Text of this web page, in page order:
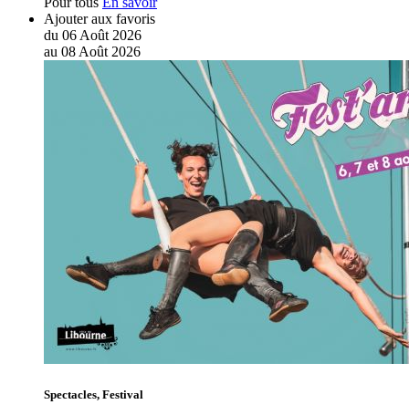
Ajouter aux favoris
du 06 Août 2026
au 08 Août 2026
Spectacles, Festival